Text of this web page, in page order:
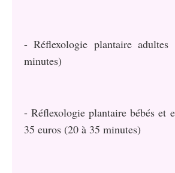
- Réflexologie plantaire
minutes)
- Réflexologie plantaire bébés et
35 euros (20 à 35 minutes)